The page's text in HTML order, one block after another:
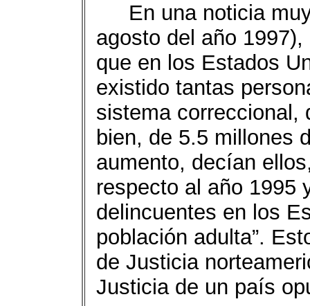
En una noticia
agosto del año
que en los Estados
existido tantas
sistema correccional,
bien, de 5.5 millones
aumento, decían
respecto al año 1995
delincuentes en los
población adulta”.
de Justicia
Justicia de un país